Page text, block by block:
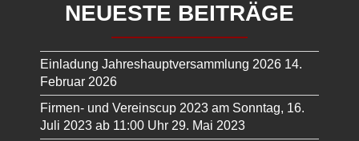
NEUESTE BEITRÄGE
Einladung Jahreshauptversammlung 2026 14.
Februar 2026
Firmen- und Vereinscup 2023 am Sonntag, 16.
Juli 2023 ab 11:00 Uhr 29. Mai 2023